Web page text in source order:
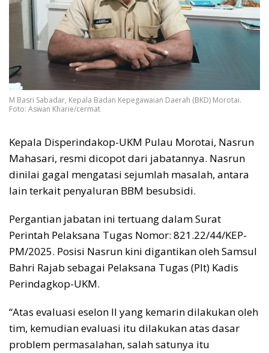
M Basri Sabadar, Kepala Badan Kepegawaian Daerah (BKD) Morotai.
Foto: Aswan Kharie/cermat
Kepala Disperindakop-UKM Pulau Morotai, Nasrun
Mahasari, resmi dicopot dari jabatannya. Nasrun
dinilai gagal mengatasi sejumlah masalah, antara
lain terkait penyaluran BBM besubsidi.
Pergantian jabatan ini tertuang dalam Surat
Perintah Pelaksana Tugas Nomor: 821.22/44/KEP-
PM/2025. Posisi Nasrun kini digantikan oleh Samsul
Bahri Rajab sebagai Pelaksana Tugas (Plt) Kadis
Perindagkop-UKM.
“Atas evaluasi eselon II yang kemarin dilakukan oleh
tim, kemudian evaluasi itu dilakukan atas dasar
problem permasalahan, salah satunya itu